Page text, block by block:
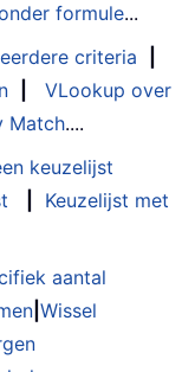
formule...
criteria
VLookup over
Match....
keuzelijst
Keuzelijst met
aantal
Wissel